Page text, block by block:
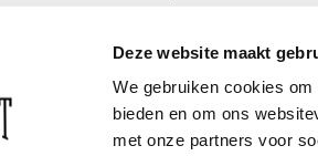
Deze website maakt
We gebruiken cookies
bieden en om ons
met onze partners voor
Betalen
Kortingen